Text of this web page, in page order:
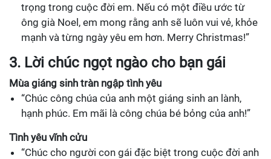
trọng trong cuộc đời em. Nếu có một điều ước từ
ông già Noel, em mong rằng anh sẽ luôn vui vẻ, khỏe
mạnh và từng ngày yêu em hơn. Merry Christmas!”
3. Lời chúc ngọt ngào cho bạn gái
Mùa giáng sinh tràn ngập tình yêu
“Chúc công chúa của anh một giáng sinh an lành,
hạnh phúc. Em mãi là công chúa bé bỏng của anh!”
Tình yêu vĩnh cửu
“Chúc cho người con gái đặc biệt trong cuộc đời anh